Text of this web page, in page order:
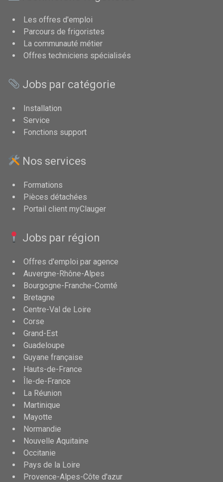
Les offres d'emploi
Parcours de frigoristes
La communauté métier
Offres techniciens spécialisés
Jobs par catégorie
Installation
Service
Fonctions support
Nos services
Formations
Pièces détachées
Portail client myClauger
Jobs par région
Offres d'emploi par agence
Auvergne-Rhône-Alpes
Bourgogne-Franche-Comté
Bretagne
Centre-Val de Loire
Corse
Grand-Est
Guadeloupe
Guyane française
Hauts-de-France
Île-de-France
La Réunion
Martinique
Mayotte
Normandie
Nouvelle Aquitaine
Occitanie
Pays de la Loire
Provence-Alpes-Côte d'azur